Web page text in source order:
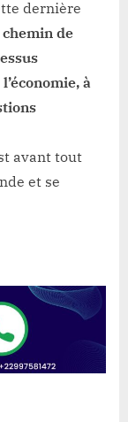
dernière
de
à
avant tout
et se